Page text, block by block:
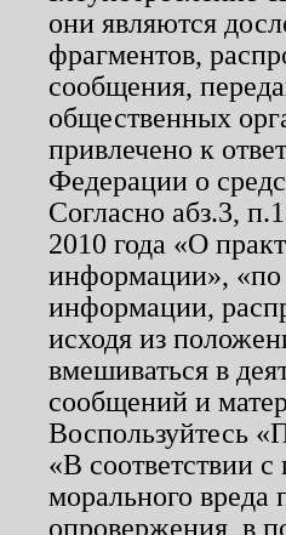
они являются
фрагментов,
сообщения,
общественных
привлечено к
Федерации о
Согласно абз.3,
2010 года «О
информации», «по
информации,
исходя из
вмешиваться в
сообщений и
Воспользуйтесь
«В соответствии
морального
опровержения, в